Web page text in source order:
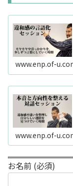
www.enp.of-
www.enp.of-
お名前 (必須)